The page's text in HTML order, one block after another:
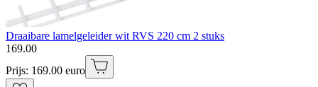
Draaibare lamelgeleider wit RVS 220 cm 2 stuks
169.00
Prijs: 169.00 euro